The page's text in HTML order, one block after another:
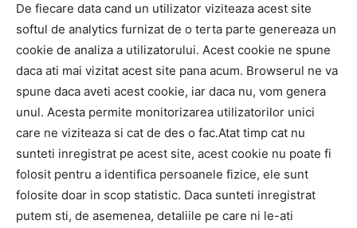
De fiecare data cand un utilizator viziteaza acest site
softul de analytics furnizat de o terta parte genereaza un
cookie de analiza a utilizatorului. Acest cookie ne spune
daca ati mai vizitat acest site pana acum. Browserul ne va
spune daca aveti acest cookie, iar daca nu, vom genera
unul. Acesta permite monitorizarea utilizatorilor unici
care ne viziteaza si cat de des o fac.Atat timp cat nu
sunteti inregistrat pe acest site, acest cookie nu poate fi
folosit pentru a identifica persoanele fizice, ele sunt
folosite doar in scop statistic. Daca sunteti inregistrat
putem sti, de asemenea, detaliile pe care ni le-ati